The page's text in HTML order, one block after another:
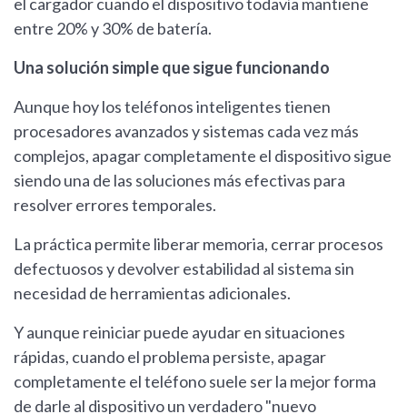
entre 20% y 30% de batería.
Una solución simple que sigue funcionando
Aunque hoy los teléfonos inteligentes tienen
procesadores avanzados y sistemas cada vez más
complejos, apagar completamente el dispositivo sigue
siendo una de las soluciones más efectivas para
resolver errores temporales.
La práctica permite liberar memoria, cerrar procesos
defectuosos y devolver estabilidad al sistema sin
necesidad de herramientas adicionales.
Y aunque reiniciar puede ayudar en situaciones
rápidas, cuando el problema persiste, apagar
completamente el teléfono suele ser la mejor forma
de darle al dispositivo un verdadero "nuevo